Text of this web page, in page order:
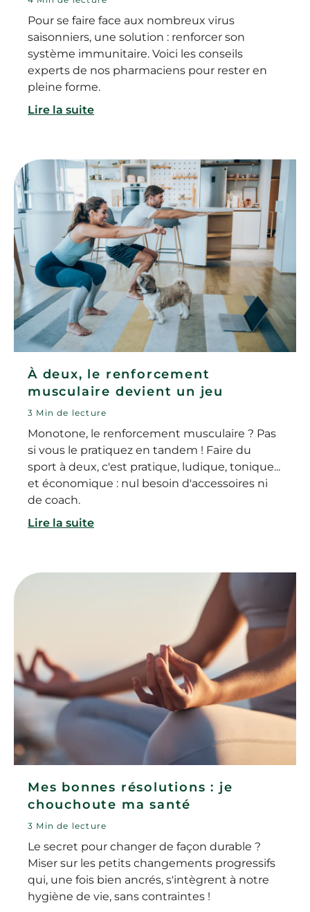
Pour se faire face aux nombreux virus
saisonniers, une solution : renforcer son
système immunitaire. Voici les conseils
experts de nos pharmaciens pour rester en
pleine forme.
Lire la suite
À deux, le renforcement
musculaire devient un jeu
3 Min de lecture
Monotone, le renforcement musculaire ? Pas
si vous le pratiquez en tandem ! Faire du
sport à deux, c'est pratique, ludique, tonique...
et économique : nul besoin d'accessoires ni
de coach.
Lire la suite
Mes bonnes résolutions : je
chouchoute ma santé
3 Min de lecture
Le secret pour changer de façon durable ?
Miser sur les petits changements progressifs
qui, une fois bien ancrés, s'intègrent à notre
hygiène de vie, sans contraintes !